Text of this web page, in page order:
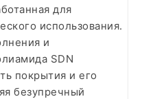
для
использования.
и
SDN
покрытия и его
безупречный